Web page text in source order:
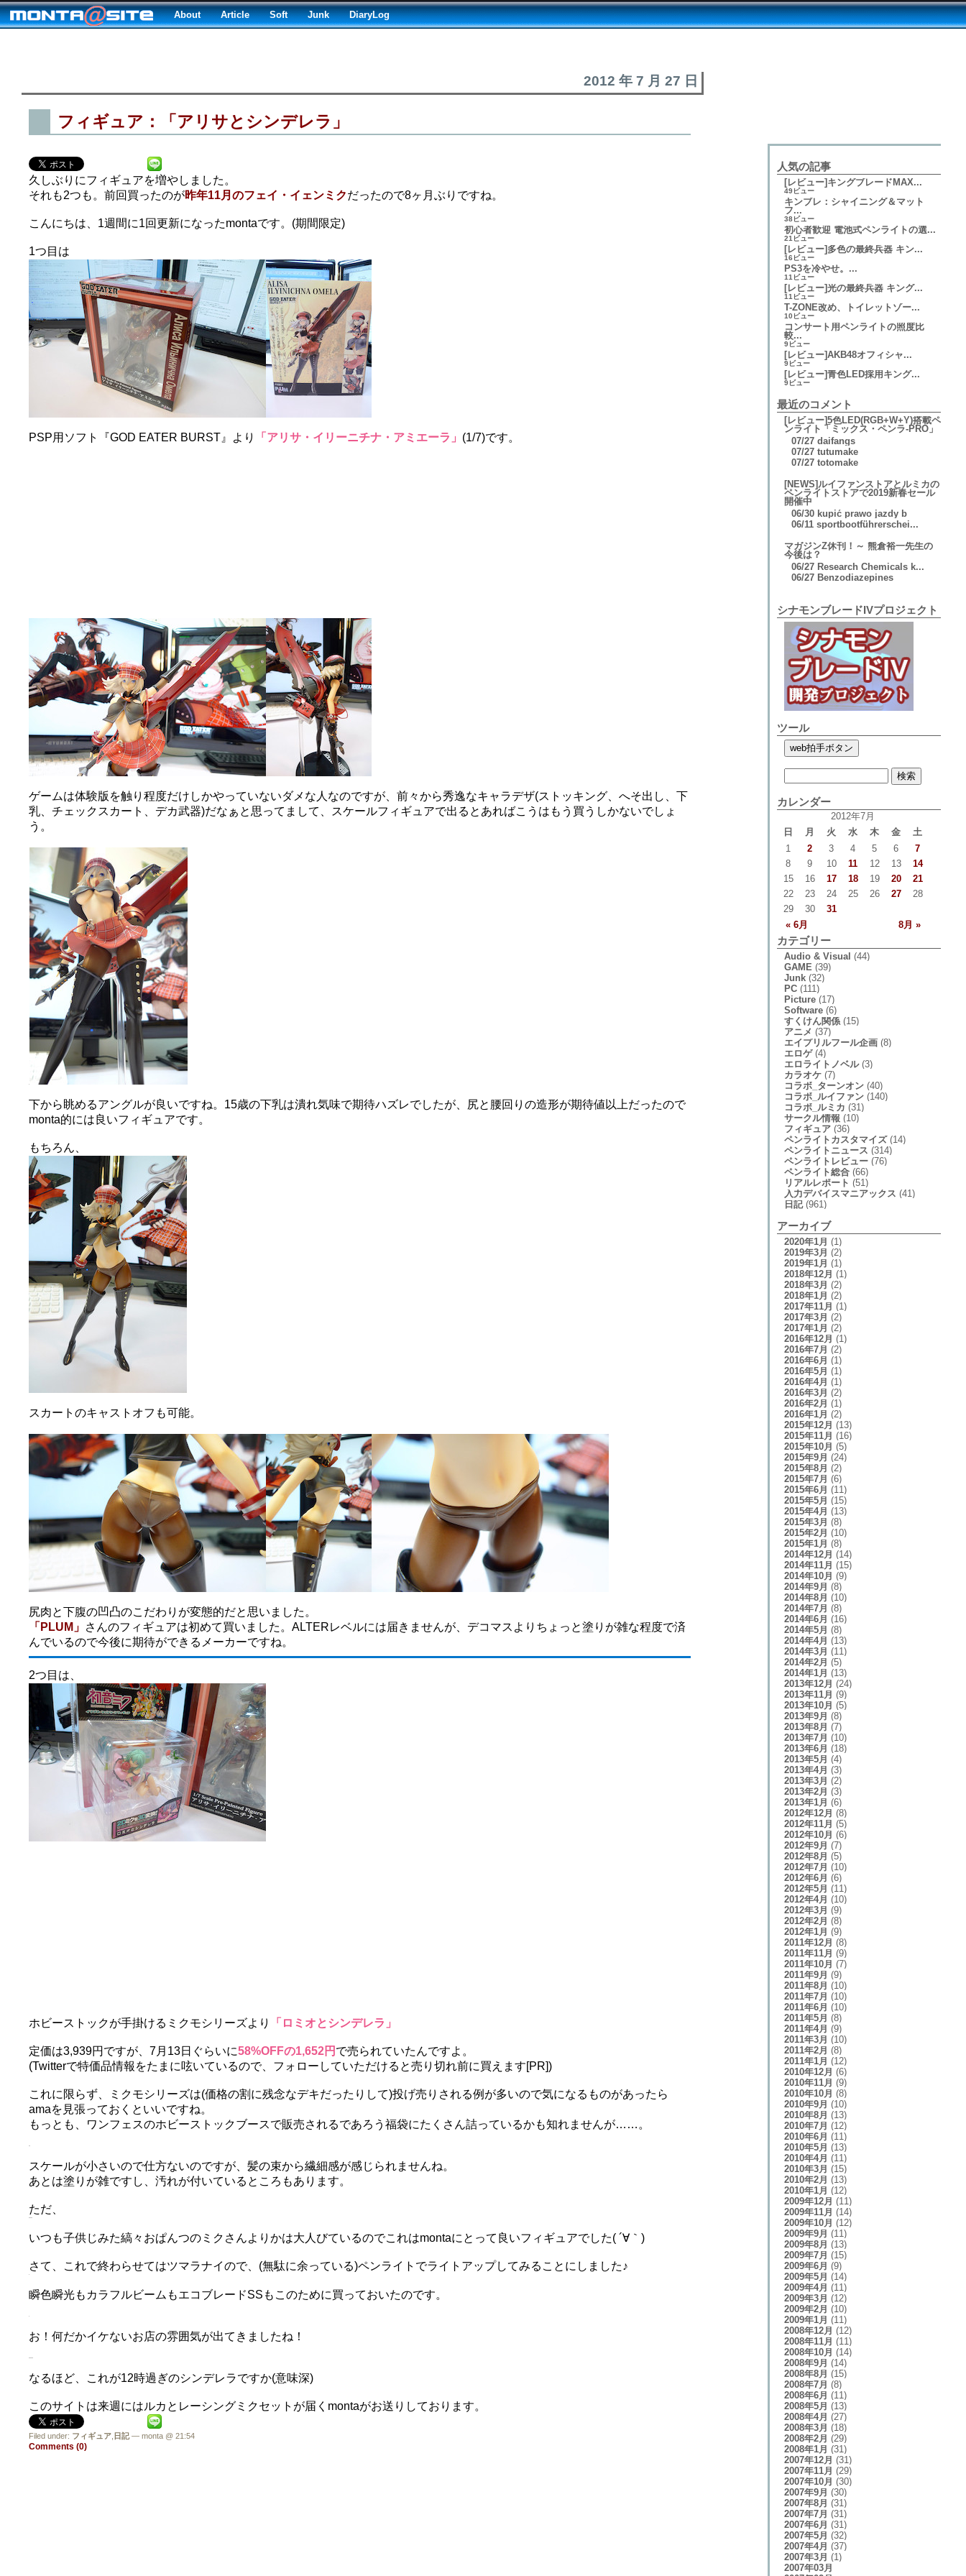
About Article Soft Junk DiaryLog
2012 年 7 月 27 日
フィギュア：「アリサとシンデレラ」
久しぶりにフィギュアを増やしました。
それも2つも。前回買ったのが昨年11月のフェイ・イェンミクだったので8ヶ月ぶりですね。
こんにちは、1週間に1回更新になったmontaです。(期間限定)
1つ目は
PSP用ソフト『GOD EATER BURST』より 「アリサ・イリーニチナ・アミエーラ」 (1/7)です。
ゲームは体験版を触り程度だけしかやっていないダメな人なのですが、前々から秀逸なキャラデザ(ストッキング、へそ出し、下
乳、チェックスカート、デカ武器)だなぁと思ってまして、スケールフィギュアで出るとあればこうはもう買うしかないでしょ
う。
下から眺めるアングルが良いですね。15歳の下乳は潰れ気味で期待ハズレでしたが、尻と腰回りの造形が期待値以上だったので
monta的には良いフィギュアです。
もちろん、
スカートのキャストオフも可能。
尻肉と下腹の凹凸のこだわりが変態的だと思いました。
「PLUM」 さんのフィギュアは初めて買いました。ALTERレベルには届きませんが、デコマスよりちょっと塗りが雑な程度で済
んでいるので今後に期待ができるメーカーですね。
2つ目は、
ホビーストックが手掛けるミクモシリーズより 「ロミオとシンデレラ」
定価は3,939円ですが、7月13日ぐらいに58%OFFの1,652円 で売られていたんですよ。
(Twitterで特価品情報をたまに呟いているので、フォローしていただけると売り切れ前に買えます[PR])
これに限らず、ミクモシリーズは(価格の割に残念なデキだったりして)投げ売りされる例が多いので気になるものがあったら
amaを見張っておくといいですね。
もっとも、ワンフェスのホビーストックブースで販売されるであろう福袋にたくさん詰っているかも知れませんが……。
スケールが小さいので仕方ないのですが、髪の束から繊細感が感じられませんね。
あとは塗りが雑ですし、汚れが付いているところもあります。
ただ、
いつも子供じみた縞々おぱんつのミクさんよりかは大人びているのでこれはmontaにとって良いフィギュアでした( ´∀｀)
さて、これで終わらせてはツマラナイので、(無駄に余っている)ペンライトでライトアップしてみることにしました♪
瞬色瞬光もカラフルビームもエコブレードSSもこのために買っておいたのです。
お！何だかイケないお店の雰囲気が出てきましたね！
なるほど、これが12時過ぎのシンデレラですか(意味深)
このサイトは来週にはルカとレーシングミクセットが届くmontaがお送りしております。
Filed under: フィギュア 日記— monta @ 21:54
Comments (0)
人気の記事
[レビュー]キングブレードMAX...
49ビュー
キンブレ：シャイニング＆マット
フ...
38ビュー
初心者歓迎 電池式ペンライトの選...
21ビュー
[レビュー]多色の最終兵器 キン...
16ビュー
PS3を冷やせ。...
11ビュー
[レビュー]光の最終兵器 キング...
11ビュー
T-ZONE改め、トイレットゾー...
10ビュー
コンサート用ペンライトの照度比
較...
9ビュー
[レビュー]AKB48オフィシャ...
9ビュー
[レビュー]青色LED採用キング...
9ビュー
最近のコメント
[レビュー]5色LED(RGB+W+Y)搭載ペ
ンライト「ミックス・ペンラ-PRO」
07/27 daifangs
07/27 tutumake
07/27 totomake
[NEWS]ルイファンストアとルミカの
ペンライトストアで2019新春セール
開催中
06/30 kupić prawo jazdy b
06/11 sportbootführerschei...
マガジンZ休刊！～ 熊倉裕一先生の
今後は？
06/27 Research Chemicals k...
06/27 Benzodiazepines
シナモンブレードIVプロジェクト
ツール
カレンダー
2012年7月
日
月 火 水 木 金 土
« 6月 8月 »
1 2 3 4 5 6
7
8
9 10 11 12 13
14
15
16 17 18 19 20
21
22
23 24 25 26 27
28
29
30 31
カテゴリー
Audio & Visual (44)
GAME (39)
Junk(32)
PC(111)
Picture(17)
Software(6)
すくけん関係(15)
アニメ (37)
エイプリルフール企画(8)
エロゲ(4)
エロライトノベル(3)
カラオケ(7)
コラボ_ターンオン(40)
コラボ_ルイファン(140)
コラボ_ルミカ (31)
サークル情報 (10)
フィギュア(36)
ペンライトカスタマイズ(14)
ペンライトニュース (314)
ペンライトレビュー(76)
ペンライト総合(66)
リアルレポート (51)
入力デバイスマニアックス (41)
日記(961)
アーカイブ
2020年1月 (1)
2019年3月 (2)
2019年1月 (1)
2018年12月 (1)
2018年3月 (2)
2018年1月 (2)
2017年11月 (1)
2017年3月 (2)
2017年1月 (2)
2016年12月 (1)
2016年7月 (2)
2016年6月 (1)
2016年5月 (1)
2016年4月 (1)
2016年3月 (2)
2016年2月 (1)
2016年1月 (2)
2015年12月 (13)
2015年11月 (16)
2015年10月 (5)
2015年9月 (24)
2015年8月 (2)
2015年7月 (6)
2015年6月 (11)
2015年5月 (15)
2015年4月 (13)
2015年3月 (8)
2015年2月 (10)
2015年1月 (8)
2014年12月 (14)
2014年11月 (15)
2014年10月 (9)
2014年9月 (8)
2014年8月 (10)
2014年7月 (8)
2014年6月 (16)
2014年5月 (8)
2014年4月 (13)
2014年3月 (11)
2014年2月 (5)
2014年1月 (13)
2013年12月 (24)
2013年11月 (9)
2013年10月 (5)
2013年9月 (8)
2013年8月 (7)
2013年7月 (10)
2013年6月 (18)
2013年5月 (4)
2013年4月 (3)
2013年3月 (2)
2013年2月 (3)
2013年1月 (6)
2012年12月 (8)
2012年11月 (5)
2012年10月 (6)
2012年9月 (7)
2012年8月 (5)
2012年7月 (10)
2012年6月 (6)
2012年5月 (11)
2012年4月 (10)
2012年3月 (9)
2012年2月 (8)
2012年1月 (9)
2011年12月 (8)
2011年11月 (9)
2011年10月 (7)
2011年9月 (9)
2011年8月 (10)
2011年7月 (10)
2011年6月 (10)
2011年5月 (8)
2011年4月 (9)
2011年3月 (10)
2011年2月 (8)
2011年1月 (12)
2010年12月 (6)
2010年11月 (9)
2010年10月 (8)
2010年9月 (10)
2010年8月 (13)
2010年7月 (12)
2010年6月 (11)
2010年5月 (13)
2010年4月 (11)
2010年3月 (15)
2010年2月 (13)
2010年1月 (12)
2009年12月 (11)
2009年11月 (14)
2009年10月 (12)
2009年9月 (11)
2009年8月 (13)
2009年7月 (15)
2009年6月 (9)
2009年5月 (14)
2009年4月 (11)
2009年3月 (12)
2009年2月 (10)
2009年1月 (11)
2008年12月 (12)
2008年11月 (11)
2008年10月 (14)
2008年9月 (14)
2008年8月 (15)
2008年7月 (8)
2008年6月 (11)
2008年5月 (13)
2008年4月 (27)
2008年3月 (18)
2008年2月 (29)
2008年1月 (31)
2007年12月 (31)
2007年11月 (29)
2007年10月 (30)
2007年9月 (30)
2007年8月 (31)
2007年7月 (31)
2007年6月 (31)
2007年5月 (32)
2007年4月 (37)
2007年3月 (1)
2007年03月